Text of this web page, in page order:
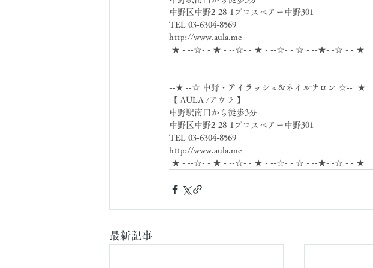
中野区中野2-28-1プロスペアー中野301
TEL 03-6304-8569
http://www.aula.me
★ - --☆- - ★ - --☆- - ★ - --☆- - ☆ - --★- -☆ - - ★
--★ --☆ 中野・アイラッシュ&ネイルサロン ☆--  ★
【 AULA /アウラ 】
中野駅南口から徒歩3分
中野区中野2-28-1プロスペアー中野301
TEL 03-6304-8569
http://www.aula.me
★ - --☆- - ★ - --☆- - ★ - --☆- - ☆ - --★- -☆ - - ★
最新記事